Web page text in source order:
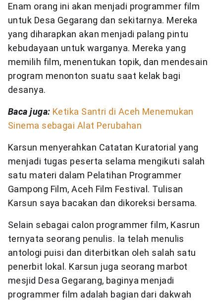
Enam orang ini akan menjadi programmer film
untuk Desa Gegarang dan sekitarnya. Mereka
yang diharapkan akan menjadi palang pintu
kebudayaan untuk warganya. Mereka yang
memilih film, menentukan topik, dan mendesain
program menonton suatu saat kelak bagi
desanya.
Baca juga: Ketika Santri di Aceh Menemukan
Sinema sebagai Alat Perubahan
Karsun menyerahkan Catatan Kuratorial yang
menjadi tugas peserta selama mengikuti salah
satu materi dalam Pelatihan Programmer
Gampong Film, Aceh Film Festival. Tulisan
Karsun saya bacakan dan dikoreksi bersama.
Selain sebagai calon programmer film, Kasrun
ternyata seorang penulis. Ia telah menulis
antologi puisi dan diterbitkan oleh salah satu
penerbit lokal. Karsun juga seorang marbot
mesjid Desa Gegarang, baginya menjadi
programmer film adalah bagian dari dakwah